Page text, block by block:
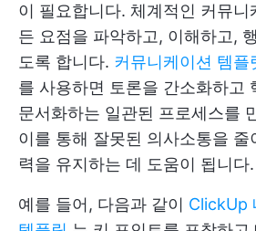
이 필요합니다. 체계적인 커뮤니
든 요점을 파악하고, 이해하고,
도록 합니다. 커뮤니케이션 템플
를 사용하면 토론을 간소화하고
문서화하는 일관된 프로세스를
이를 통해 잘못된 의사소통을 줄
력을 유지하는 데 도움이 됩니다.
예를 들어, 다음과 같이 ClickUp